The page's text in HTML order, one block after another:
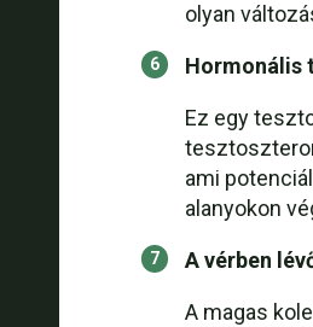
olyan
Hormonális
Ez egy
ami
alanyokon
A vérben
A magas